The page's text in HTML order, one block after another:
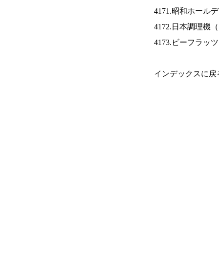
4171.昭和ホール
4172.日本調理機（
4173.ビーフラッ
インデックスに戻